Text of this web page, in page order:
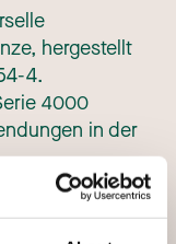
hergestellt
4.
4000
in der